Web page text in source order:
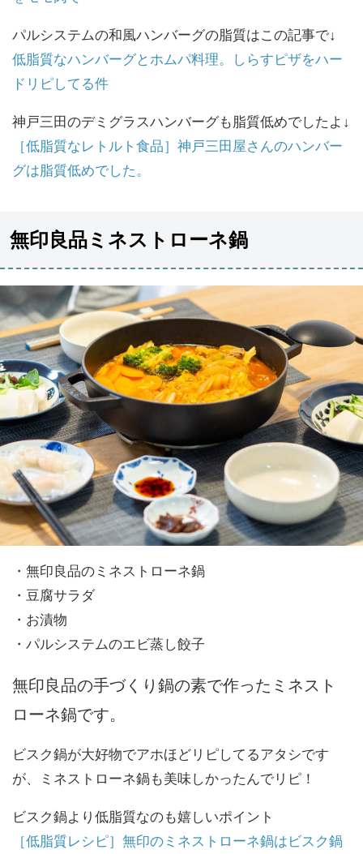
パルシステムの和風ハンバーグの脂質はこの記事で↓
低脂質なハンバーグとホムパ料理。しらすピザをハー
ドリピしてる件
神戸三田のデミグラスハンバーグも脂質低めでしたよ↓
［低脂質なレトルト食品］神戸三田屋さんのハンバー
グは脂質低めでした。
無印良品ミネストローネ鍋
・無印良品のミネストローネ鍋
・豆腐サラダ
・お漬物
・パルシステムのエビ蒸し餃子
無印良品の手づくり鍋の素で作ったミネスト
ローネ鍋です。
ビスク鍋が大好物でアホほどリピしてるアタシです
が、ミネストローネ鍋も美味しかったんでリピ！
ビスク鍋より低脂質なのも嬉しいポイント
［低脂質レシピ］無印のミネストローネ鍋はビスク鍋